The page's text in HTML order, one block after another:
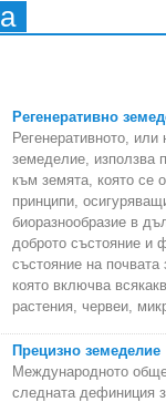
Регенеративно
Регенеративното,
земеделие, използва
към земята, която се
принципи,
биоразнообразие в
доброто състояние и
състояние на почвата
която включва
растения, червеи,
Прецизно земеделие
Международното
следната дефиниция